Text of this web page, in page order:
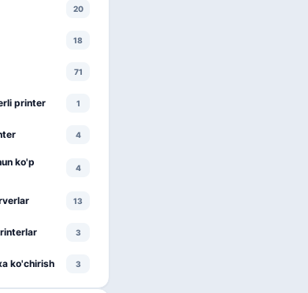
20
18
71
printer 1
4
ko'p
4
13
3
ko'chirish 3